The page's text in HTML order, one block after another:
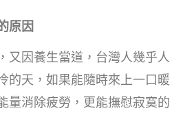
原因
又因養生當道，台灣人幾乎人
的天，如果能隨時來上一口暖
量消除疲勞，更能撫慰寂寞的